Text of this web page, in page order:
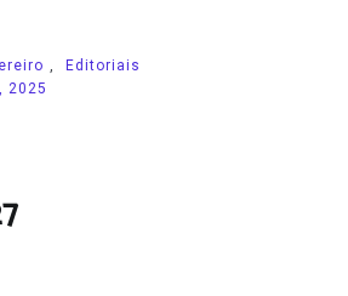
,
Editoriais
2025